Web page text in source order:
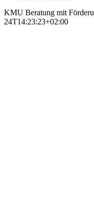
KMU Beratung mit
24T14:23:23+02:00